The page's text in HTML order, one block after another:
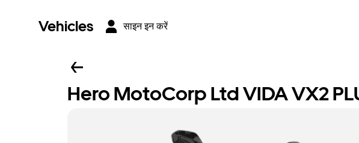
Vehicles साइन इन करें
Hero MotoCorp Ltd VIDA VX2